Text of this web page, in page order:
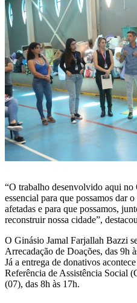
“O trabalho desenvolvido aqui
essencial para que possamos dar
afetadas e para que possamos,
reconstruir nossa cidade”,
O Ginásio Jamal Farjallah Bazzi
Arrecadação de Doações, das 9h
Já a entrega de donativos
Referência de Assistência Social
(07), das 8h às 17h.